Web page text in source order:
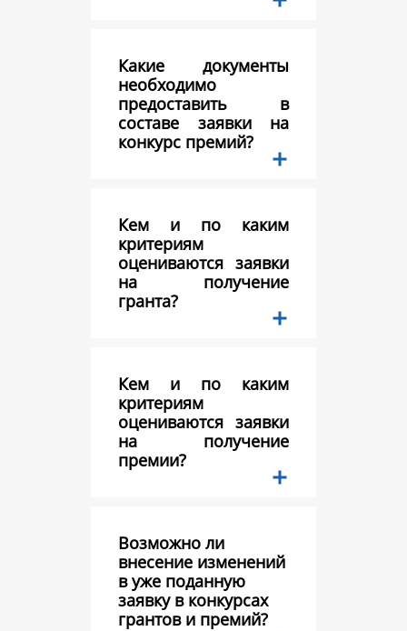
Какие документы
необходимо
предоставить в
составе заявки на
конкурс премий?
Кем и по каким
критериям
оцениваются заявки
на получение
гранта?
Кем и по каким
критериям
оцениваются заявки
на получение
премии?
Возможно ли
внесение изменений
в уже поданную
заявку в конкурсах
грантов и премий?